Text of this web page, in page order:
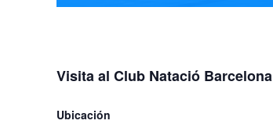
Visita al Club Natació Barcelona
Ubicación